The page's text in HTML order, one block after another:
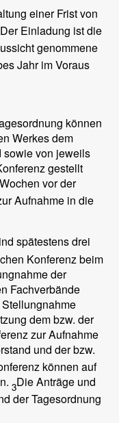
einer Frist von
Der Einladung ist die
genommene
Jahr im Voraus
können
Werkes dem
sowie von jeweils
gestellt
vor der
Aufnahme in die
spätestens drei
Konferenz beim
der
Fachverbände
dem bzw. der
zur Aufnahme
und der bzw.
können auf
3Die Anträge und
der Tagesordnung